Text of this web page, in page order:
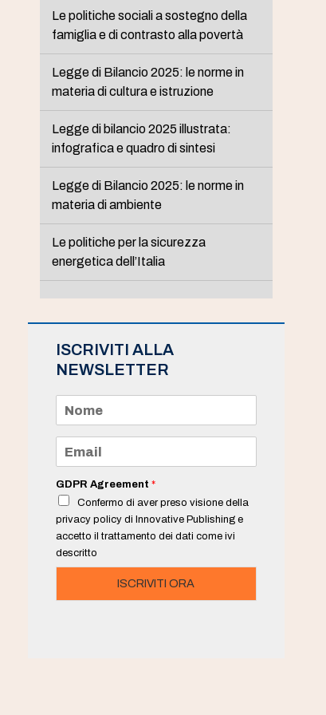
Le politiche sociali a sostegno della
famiglia e di contrasto alla povertà
Legge di Bilancio 2025: le norme in
materia di cultura e istruzione
Legge di bilancio 2025 illustrata:
infografica e quadro di sintesi
Legge di Bilancio 2025: le norme in
materia di ambiente
Le politiche per la sicurezza
energetica dell’Italia
ISCRIVITI ALLA
NEWSLETTER
m
e
a
i
*
GDPR Agreement *
Confermo di aver preso visione della
privacy policy di Innovative Publishing e
accetto il trattamento dei dati come ivi
descritto
ISCRIVITI ORA